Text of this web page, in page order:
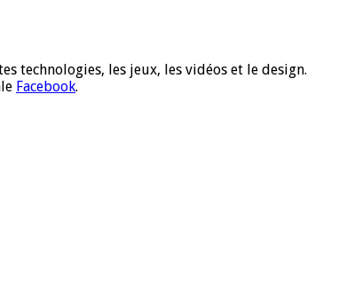
technologies, les jeux, les vidéos et le design.
Facebook.